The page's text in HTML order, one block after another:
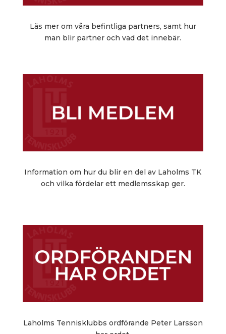
Läs mer om våra befintliga partners, samt hur
man blir partner och vad det innebär.
Information om hur du blir en del av Laholms TK
och vilka fördelar ett medlemsskap ger.
Laholms Tennisklubbs ordförande Peter Larsson